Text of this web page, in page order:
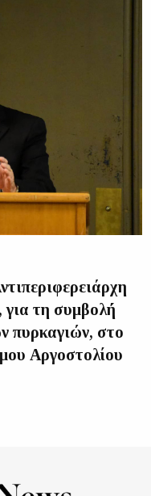
τη συμβολή
πυρκαγιών, στο
Αργοστολίου